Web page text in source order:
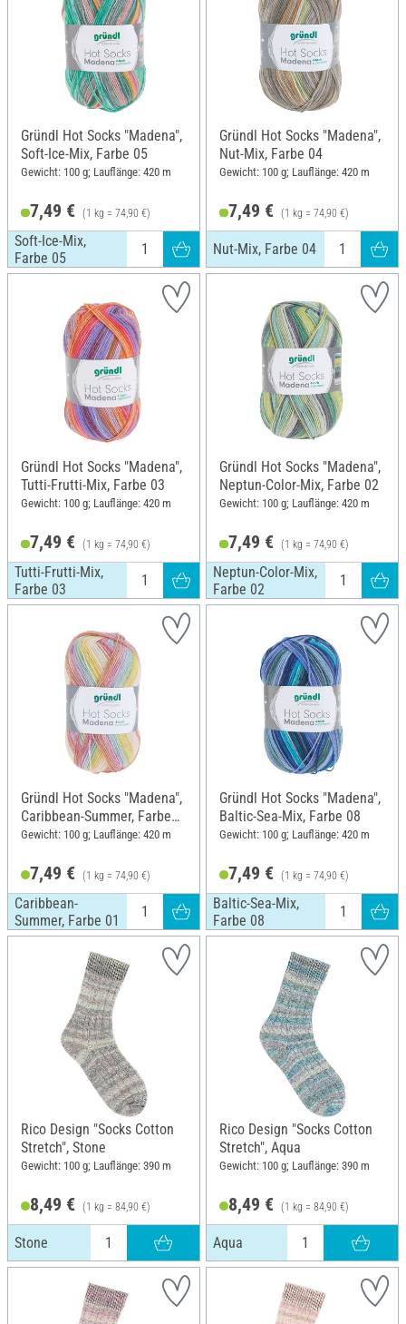
Gründl Hot Socks "Madena",
Soft-Ice-Mix, Farbe 05
Gewicht: 100 g; Lauflänge: 420 m
7,49 € (1 kg = 74,90 €)
Soft-Ice-Mix,
Farbe 05
Gründl Hot Socks "Madena",
Nut-Mix, Farbe 04
Gewicht: 100 g; Lauflänge: 420 m
7,49 € (1 kg = 74,90 €)
Nut-Mix, Farbe 04
Gründl Hot Socks "Madena",
Tutti-Frutti-Mix, Farbe 03
Gewicht: 100 g; Lauflänge: 420 m
7,49 € (1 kg = 74,90 €)
Tutti-Frutti-Mix,
Farbe 03
Gründl Hot Socks "Madena",
Neptun-Color-Mix, Farbe 02
Gewicht: 100 g; Lauflänge: 420 m
7,49 € (1 kg = 74,90 €)
Neptun-Color-Mix,
Farbe 02
Gründl Hot Socks "Madena",
Caribbean-Summer, Farbe
01
Gewicht: 100 g; Lauflänge: 420 m
7,49 € (1 kg = 74,90 €)
Caribbean-
Summer, Farbe 01
Gründl Hot Socks "Madena",
Baltic-Sea-Mix, Farbe 08
Gewicht: 100 g; Lauflänge: 420 m
7,49 € (1 kg = 74,90 €)
Baltic-Sea-Mix,
Farbe 08
Rico Design "Socks Cotton
Stretch", Stone
Gewicht: 100 g; Lauflänge: 390 m
8,49 € (1 kg = 84,90 €)
Stone
Rico Design "Socks Cotton
Stretch", Aqua
Gewicht: 100 g; Lauflänge: 390 m
8,49 € (1 kg = 84,90 €)
Aqua